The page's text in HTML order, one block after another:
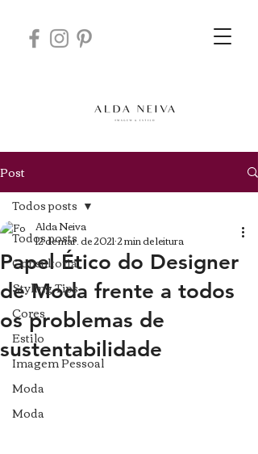
Post
Todos posts
Consultoria
Styling Tips
Cores
Estilo
Imagem Pessoal
Moda
Moda
Todos posts
Papel Ético do Designer
de Moda frente a todos
os problemas de
sustentabilidade
Alda Neiva
12 de mar. de 20212 min de leitura